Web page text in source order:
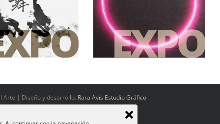
Asia. China, Japón
y el arte contemporáneo
en España (1950-2017)
Arte | Diseño y desarrollo: Rara Avis Estudio Gráfico